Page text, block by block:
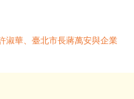
淑華、臺北市長蔣萬安與企業